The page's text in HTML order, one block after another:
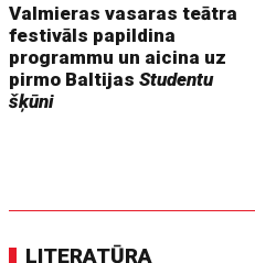
Valmieras vasaras teātra
festivāls papildina
programmu un aicina uz
pirmo BaltijasStudentu
šķūni
LITERATŪRA